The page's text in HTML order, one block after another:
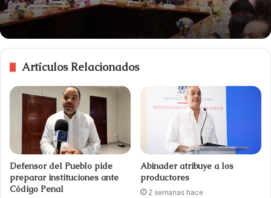
Artículos Relacionados
Defensor del Pueblo pide
preparar instituciones ante
Código Penal
Abinader atribuye a los
productores
2 semanas hace